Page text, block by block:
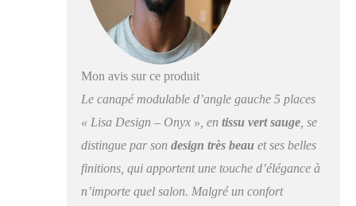
Mon avis sur ce produit
Le canapé modulable d’angle gauche 5 places
« Lisa Design – Onyx », en tissu vert sauge, se
distingue par son design très beauet ses belles
finitions, qui apportent une touche d’élégance à
n’importe quel salon. Malgré un confort